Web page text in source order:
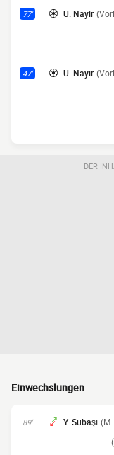
77' U. Nayir
47' U. Nayir
DER
Einwechslungen
89' Y. Subaşı